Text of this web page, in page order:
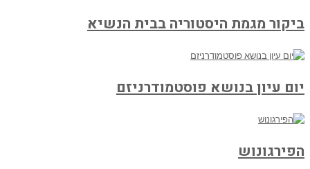
ביקור מגמת היסטוריה בבית הנשיא
יום עיון בנושא פוסטמודרניזם
הפירגונוש